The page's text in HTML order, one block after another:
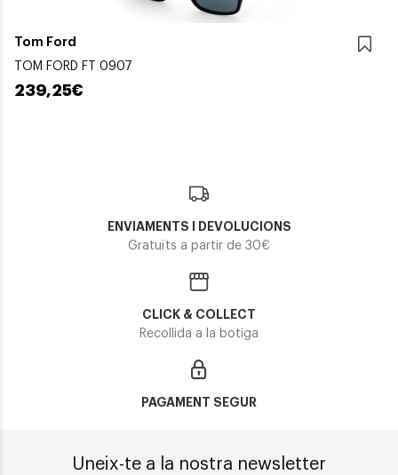
Tom Ford
TOM FORD FT 0907
239,25€
ENVIAMENTS I DEVOLUCIONS
Gratuïts a partir de 30€
CLICK & COLLECT
Recollida a la botiga
PAGAMENT SEGUR
Uneix-te a la nostra newsletter